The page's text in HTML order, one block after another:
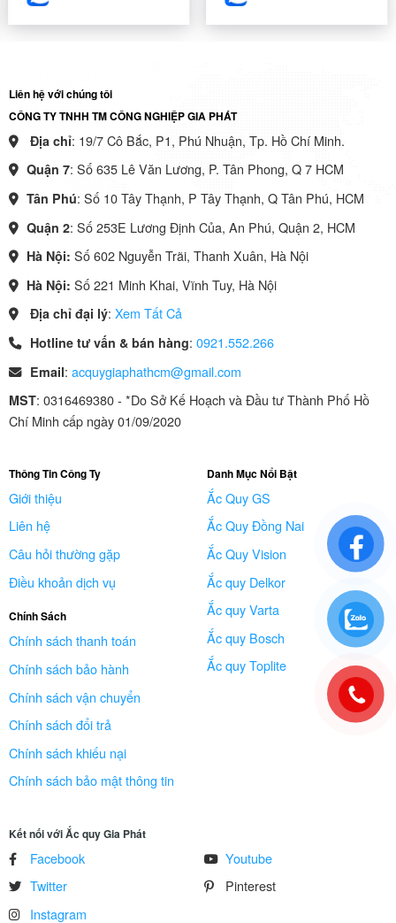
330.000₫.
Liên hệ với chúng tôi
CÔNG TY TNHH TM CÔNG NGHIỆP GIA PHÁT
Địa chỉ: 19/7 Cô Bắc, P1, Phú Nhuận, Tp. Hồ Chí Minh.
Quận 7: Số 635 Lê Văn Lương, P. Tân Phong, Q 7 HCM
Tân Phú: Số 10 Tây Thạnh, P Tây Thạnh, Q Tân Phú, HCM
Quận 2: Số 253E Lương Định Của, An Phú, Quận 2, HCM
Hà Nội: Số 602 Nguyễn Trãi, Thanh Xuân, Hà Nội
Hà Nội: Số 221 Minh Khai, Vĩnh Tuy, Hà Nội
Địa chỉ đại lý: Xem Tất Cả
Hotline tư vấn & bán hàng: 0921.552.266
Email: acquygiaphathcm@gmail.com
MST: 0316469380 - *Do Sở Kế Hoạch và Đầu tư Thành Phố Hồ
Chí Minh cấp ngày 01/09/2020
Thông Tin Công Ty
Giới thiệu
Liên hệ
Câu hỏi thường gặp
Điều khoản dịch vụ
Chính Sách
Chính sách thanh toán
Chính sách bảo hành
Chính sách vận chuyển
Chính sách đổi trả
Chính sách khiếu nại
Chính sách bảo mật thông tin
Danh Mục Nổi Bật
Ắc Quy GS
Ắc Quy Đồng Nai
Ắc Quy Vision
Ắc quy Delkor
Ắc quy Varta
Ắc quy Bosch
Ắc quy Toplite
Kết nối với Ắc quy Gia Phát
Facebook
Twitter
Instagram
Youtube
Pinterest